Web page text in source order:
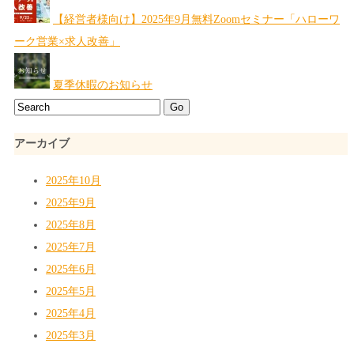
【経営者様向け】2025年9月無料Zoomセミナー「ハローワ
ーク営業×求人改善」
夏季休暇のお知らせ
アーカイブ
2025年10月
2025年9月
2025年8月
2025年7月
2025年6月
2025年5月
2025年4月
2025年3月